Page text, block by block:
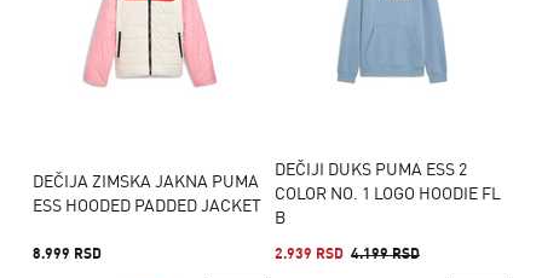
DEČIJA ZIMSKA JAKNA PUMA
ESS HOODED PADDED JACKET
8.999 RSD
DEČIJI DUKS PUMA ESS 2
COLOR NO. 1 LOGO HOODIE FL
B
2.939 RSD 4.199 RSD